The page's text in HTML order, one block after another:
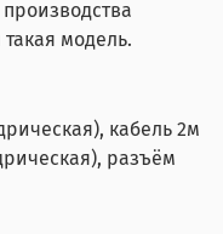
модель.
кабель 2м
разъём